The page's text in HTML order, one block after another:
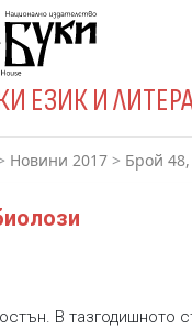
ЕЗИК И
Новини 2017 > Брой
В тазгодишното